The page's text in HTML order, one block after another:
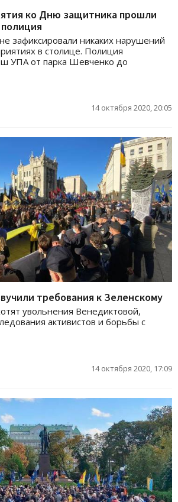
ко Дню защитника прошли
зафиксировали никаких нарушений
в столице. Полиция
УПА от парка Шевченко до
14 октября 2020, 20:05
требования к Зеленскому
увольнения Венедиктовой,
активистов и борьбы с
14 октября 2020, 17:09